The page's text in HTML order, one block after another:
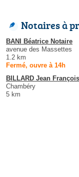
Notaires à
BANI Béatrice Notaire
avenue des Massettes
1.2 km
Fermé, ouvre à 14h
BILLARD Jean François
Chambéry
5 km